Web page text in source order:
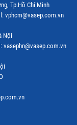
Tp.Hồ Chí Minh
vphcm@vasep.com.vn
Nội
vasephn@vasep.com.vn